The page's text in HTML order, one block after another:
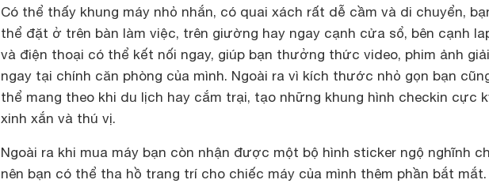
Có thể thấy khung máy nhỏ nhắn, có quai xách rất dễ cầm và di chuyển,
thể đặt ở trên bàn làm việc, trên giường hay ngay cạnh cửa sổ, bên cạnh
và điện thoại có thể kết nối ngay, giúp bạn thưởng thức video, phim ảnh
ngay tại chính căn phòng của mình. Ngoài ra vì kích thước nhỏ gọn bạn
thể mang theo khi du lịch hay cắm trại, tạo những khung hình checkin cực
xinh xắn và thú vị.
Ngoài ra khi mua máy bạn còn nhận được một bộ hình sticker ngộ nghĩnh
nên bạn có thể tha hồ trang trí cho chiếc máy của mình thêm phần bắt mắt.